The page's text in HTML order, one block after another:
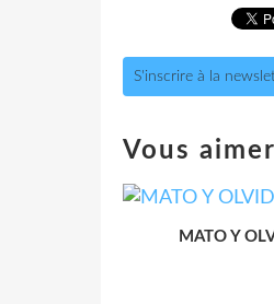
S'inscrire à la
Vous
MATO Y